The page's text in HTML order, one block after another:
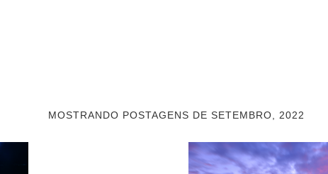
MOSTRANDO POSTAGENS DE SETEMBRO, 2022